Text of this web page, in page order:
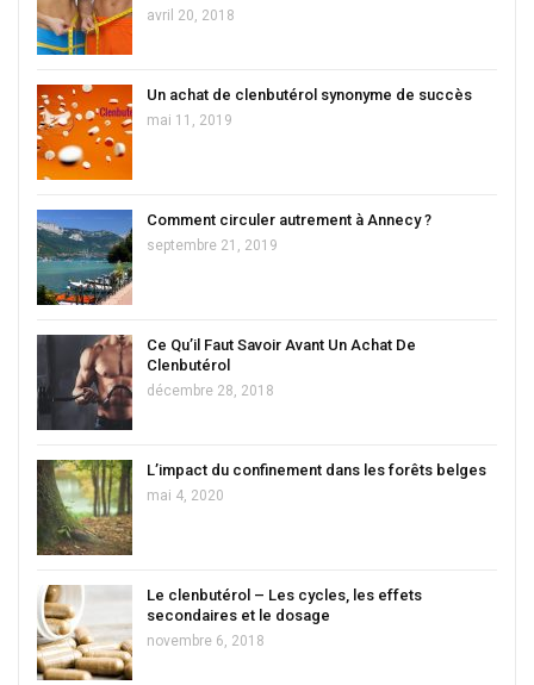
avril 20, 2018
Un achat de clenbutérol synonyme de succès
mai 11, 2019
Comment circuler autrement à Annecy ?
septembre 21, 2019
Ce Qu’il Faut Savoir Avant Un Achat De
Clenbutérol
décembre 28, 2018
L’impact du confinement dans les forêts belges
mai 4, 2020
Le clenbutérol – Les cycles, les effets
secondaires et le dosage
novembre 6, 2018